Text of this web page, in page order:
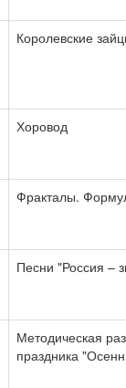
Королевские
Хоровод
Фракталы.
Песни "Россия –
Методическая
праздника